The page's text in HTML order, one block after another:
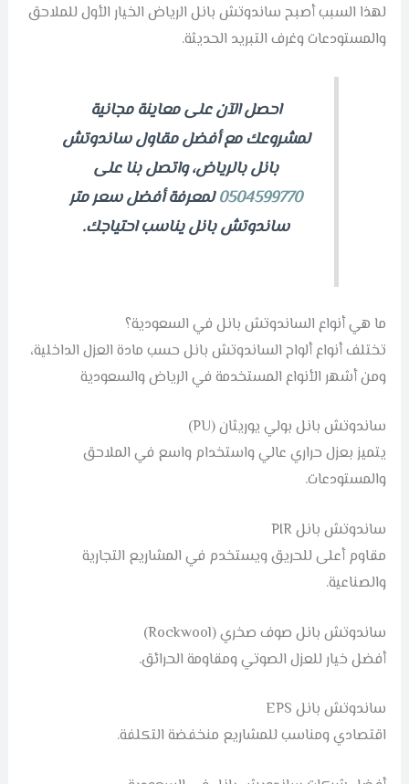
لهذا السبب أصبح ساندوتش بانل الرياض الخيار الأول للملاحق
والمستودعات وغرف التبريد الحديثة.
احصل الآن على معاينة مجانية
لمشروعك مع أفضل مقاول ساندوتش
بانل بالرياض، واتصل بنا على
0504599770لمعرفة أفضل سعر متر
ساندوتش بانل يناسب احتياجك.
ما هي أنواع الساندوتش بانل في السعودية؟
تختلف أنواع ألواح الساندوتش بانل حسب مادة العزل الداخلية،
ومن أشهر الأنواع المستخدمة في الرياض والسعودية
ساندوتش بانل بولي يوريثان (PU)
يتميز بعزل حراري عالي واستخدام واسع في الملاحق
والمستودعات.
ساندوتش بانل PIR
مقاوم أعلى للحريق ويستخدم في المشاريع التجارية
والصناعية.
ساندوتش بانل صوف صخري (Rockwool)
أفضل خيار للعزل الصوتي ومقاومة الحرائق.
ساندوتش بانل EPS
اقتصادي ومناسب للمشاريع منخفضة التكلفة.